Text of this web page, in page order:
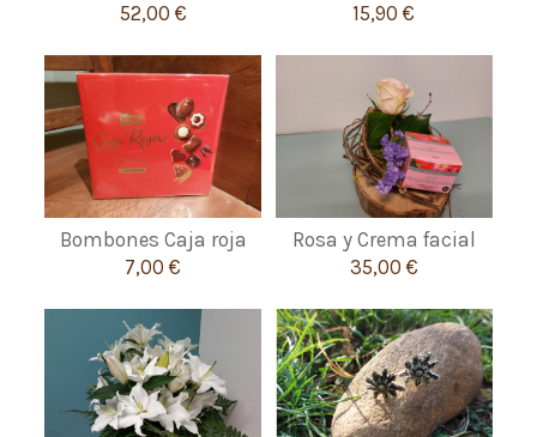
52,00 €
15,90 €
Bombones Caja roja
7,00 €
Rosa y Crema facial
35,00 €